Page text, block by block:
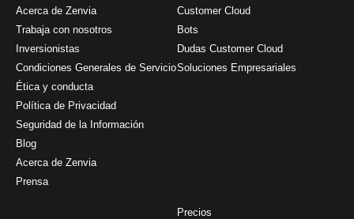
Acerca de Zenvia
Trabaja con nosotros
Inversionistas
Condiciones Generales de Servicio
Ética y conducta
Política de Privacidad
Seguridad de la Información
Blog
Acerca de Zenvia
Prensa
Customer Cloud
Bots
Dudas Customer Cloud
Soluciones Empresariales
Precios